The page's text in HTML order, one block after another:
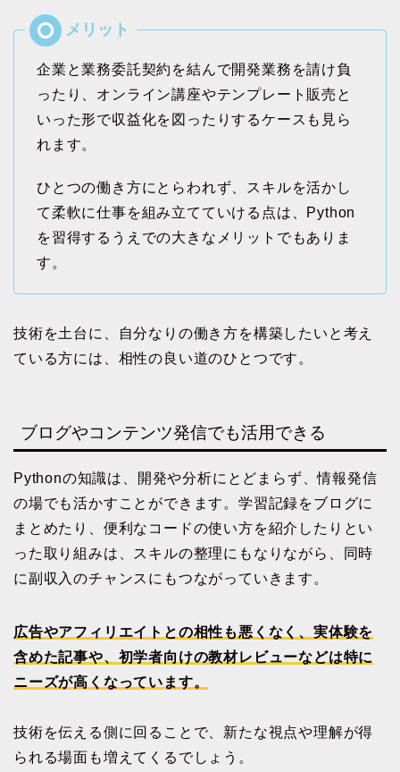
企業と業務委託契約を結んで開発業務を請け負
ったり、オンライン講座やテンプレート販売と
いった形で収益化を図ったりするケースも見ら
れます。
ひとつの働き方にとらわれず、スキルを活かし
て柔軟に仕事を組み立てていける点は、Python
を習得するうえでの大きなメリットでもありま
す。
技術を土台に、自分なりの働き方を構築したいと考え
ている方には、相性の良い道のひとつです。
ブログやコンテンツ発信でも活用できる
Pythonの知識は、開発や分析にとどまらず、情報発信
の場でも活かすことができます。学習記録をブログに
まとめたり、便利なコードの使い方を紹介したりとい
った取り組みは、スキルの整理にもなりながら、同時
に副収入のチャンスにもつながっていきます。
広告やアフィリエイトとの相性も悪くなく、実体験を
含めた記事や、初学者向けの教材レビューなどは特に
ニーズが高くなっています。
技術を伝える側に回ることで、新たな視点や理解が得
られる場面も増えてくるでしょう。